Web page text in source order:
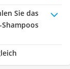
Sie das